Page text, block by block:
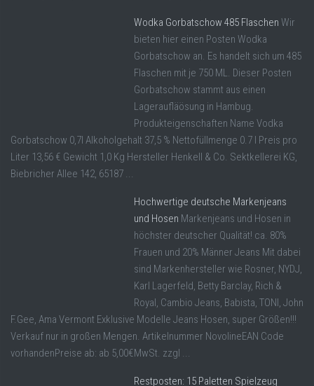
Wodka Gorbatschow 485 Flaschen Wir
bieten hier einen Posten Wodka
Gorbatschow an. Es handelt sich um 485
Flaschen mit je 750 ML. Dieser Posten
Gorbatschow stammt aus einen
Lageraufläösung in Hambug.
Produkteigenschaften Name Vodka
Gorbatschow 0,7l Alkoholgehalt 37,5 % Nettofüllmenge 0.7 l Preis pro
Liter 13,56 € Gewicht 1,0 Kg Hersteller Henkell & Co. Sektkellerei KG,
Biebricher Allee 142, 65187 ...
Hochwertige deutsche Markenjeans
und Hosen Markenjeans und Hosen in
höchster deutscher Qualität! ca. 80%
Frauen und 20% Männer Jeans Mit dabei
sind Markenhersteller wie Rosner, NYDJ,
Karl Lagerfeld, Betty Barclay, Rich &
Royal, Cambio Jeans, Babista, TONI, John
F.Gee, Ama Vermont Exklusive Modelle Jeans Hosen, super Größen!!!
Verkauf nur in großen Mengen. Artikelnummer NovolineEAN Code
vorhandenPreise ab: ab 5,00€MwSt. zzgl ...
Restposten: 15 Paletten Spielzeug